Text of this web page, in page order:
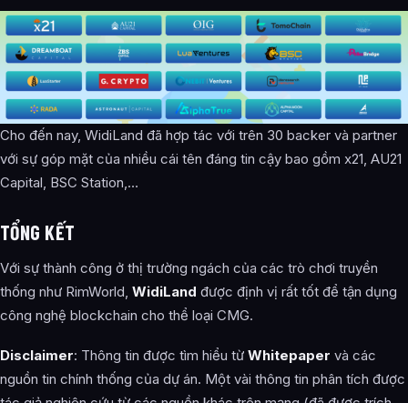
Cho đến nay, WidiLand đã hợp tác với trên 30 backer và partner
với sự góp mặt của nhiều cái tên đáng tin cậy bao gồm x21, AU21
Capital, BSC Station,…
TỔNG KẾT
Với sự thành công ở thị trường ngách của các trò chơi truyền
thống như RimWorld, WidiLand được định vị rất tốt để tận dụng
công nghệ blockchain cho thể loại CMG.
Disclaimer: Thông tin được tìm hiểu từ Whitepaper và các
nguồn tin chính thống của dự án. Một vài thông tin phân tích được